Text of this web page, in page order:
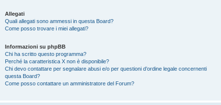
Allegati
Quali allegati sono ammessi in questa Board?
Come posso trovare i miei allegati?
Informazioni su phpBB
Chi ha scritto questo programma?
Perché la caratteristica X non è disponibile?
Chi devo contattare per segnalare abusi e/o per questioni d’ordine legale concernenti
questa Board?
Come posso contattare un amministratore del Forum?